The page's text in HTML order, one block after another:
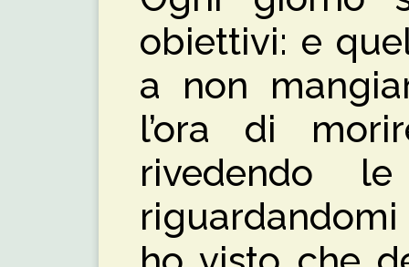
obiettivi: e
a non
l’ora di
rivedendo